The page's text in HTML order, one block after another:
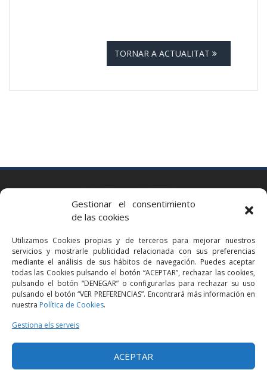
Gestionar el consentimiento
de las cookies
Utilizamos Cookies propias y de terceros para mejorar nuestros
servicios y mostrarle publicidad relacionada con sus preferencias
mediante el análisis de sus hábitos de navegación. Puedes aceptar
todas las Cookies pulsando el botón “ACEPTAR”, rechazar las cookies,
pulsando el botón “DENEGAR” o configurarlas para rechazar su uso
pulsando el botón “VER PREFERENCIAS”. Encontrará más información en
nuestra Política de Cookies.
Gestiona els serveis
ACEPTAR
TORNAR A ACTUALITAT
Via Augusta 2 bis, 3º, 08006 Barcelona
bcn@bellavistalegal.eu
GRANOLLERS
C/ Sant Jaume, 16 1r, 08401 Granollers (Bcn)
+34 93 860 39 60
grn@bellavistalegal.eu
MADRID
C/ Serrano 114, 2º izq. 28006 Madrid.
+34 91 431 98 21 | +34 91 431 98 95